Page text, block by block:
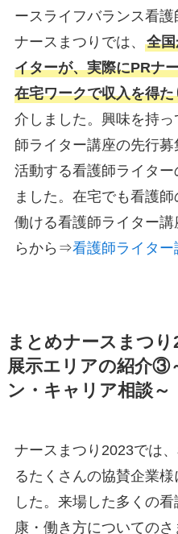
ースライフバランス看護
ナースまつりでは、 全
イターが、実際にPRナ
在宅ワークで収入を得
介しました。興味を持
師ライター講座の先行
活動する看護師ライタ
ました。在宅でも看護
働ける看護師ライター
らから⇒看護師ライター
まとめナースまつり
展示エリアの紹介③
ン・キャリア相談～
ナースまつり2023では
るたくさんの協賛企業
した。来場した多くの
康・働き方についての